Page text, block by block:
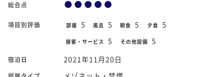
総合点
項目別評価 部屋 5 風呂 5 朝食 5 夕食 5
接客・サービス 5 その他設備 5
宿泊日 2021年11月20日